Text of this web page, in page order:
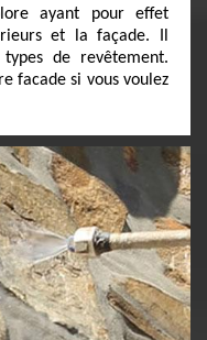
ayant pour effet
et la façade. Il
de revêtement.
facade si vous voulez